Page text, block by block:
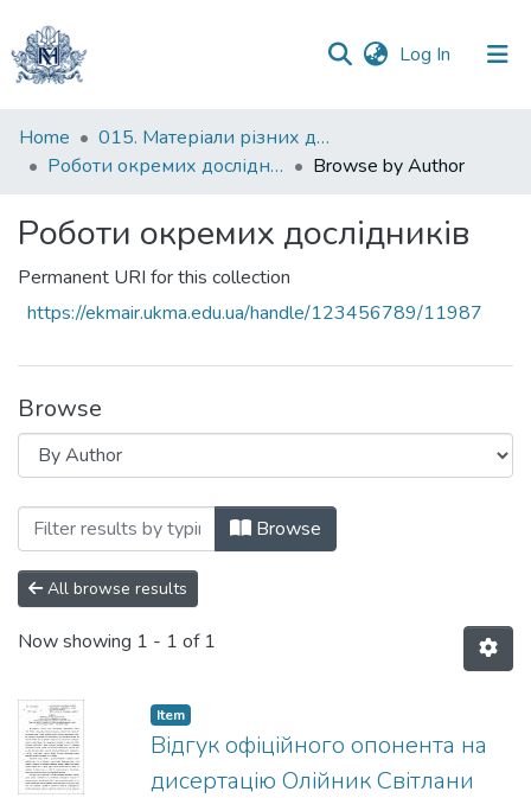
Log In (current)
Communities
&
All of DSpace
Home
015. Матеріали різних дослідників та організацій
Роботи окремих дослідників
Browse by Author
Роботи окремих дослідників
Permanent URI for this collection
https://ekmair.ukma.edu.ua/handle/123456789/11987
Browse
Browsing Роботи окремих
Browse
All browse results
Now showing 1 - 1 of 1
Item
Відгук офіційного опонента на
дисертацію Олійник Світлани